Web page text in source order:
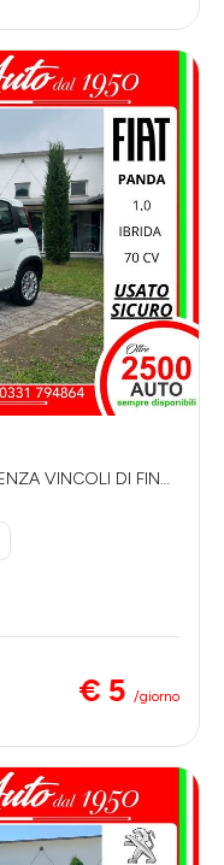
€ 5 /giorno